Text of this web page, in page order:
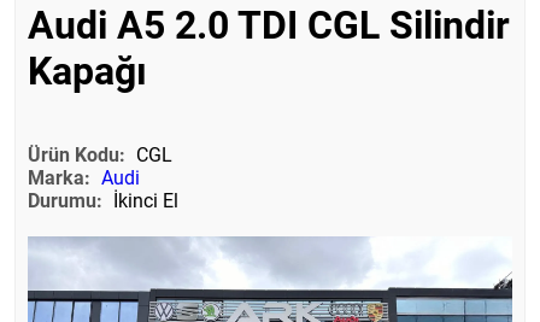
Audi A5 2.0 TDI CGL Silindir
Kapağı
Ürün Kodu: CGL
Marka: Audi
Durumu: İkinci El